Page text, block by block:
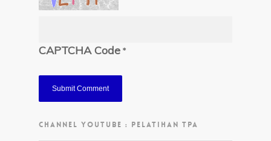
CAPTCHA Code *
CHANNEL YOUTUBE : PELATIHAN TPA